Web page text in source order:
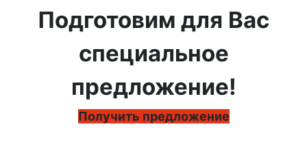
Подготовим для Вас
специальное
предложение!
Получить предложение